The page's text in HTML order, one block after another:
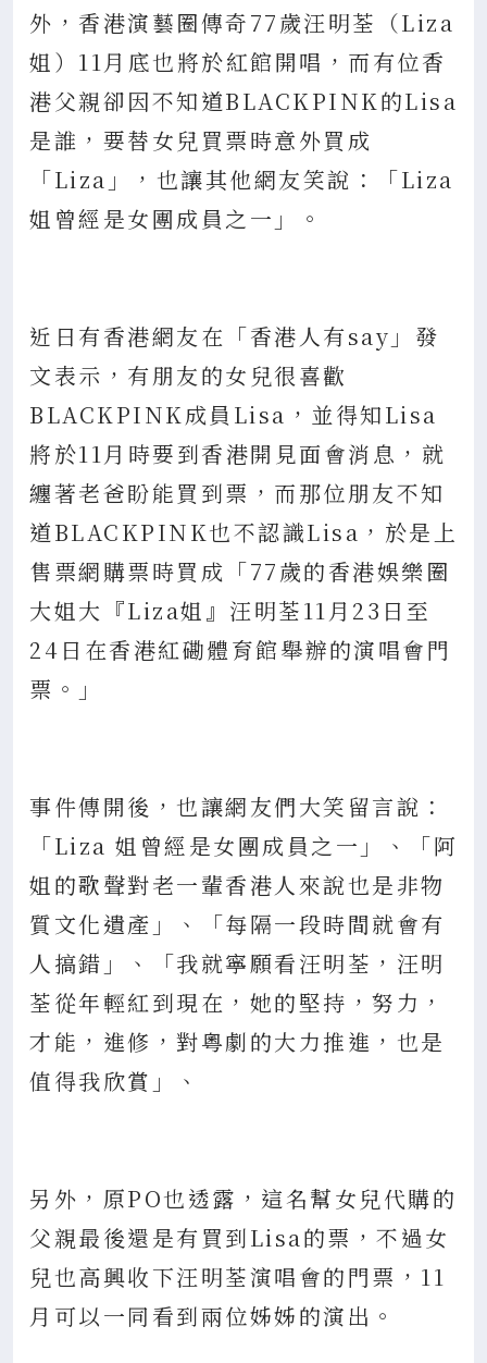
外，香港演藝圈傳奇77歲汪明荃（Liza
姐）11月底也將於紅館開唱，而有位香
港父親卻因不知道BLACKPINK的Lisa
是誰，要替女兒買票時意外買成
「Liza」，也讓其他網友笑說：「Liza
姐曾經是女團成員之一」。
近日有香港網友在「香港人有say」發
文表示，有朋友的女兒很喜歡
BLACKPINK成員Lisa，並得知Lisa
將於11月時要到香港開見面會消息，就
纏著老爸盼能買到票，而那位朋友不知
道BLACKPINK也不認識Lisa，於是上
售票網購票時買成「77歲的香港娛樂圈
大姐大『Liza姐』汪明荃11月23日至
24日在香港紅磡體育館舉辦的演唱會門
票。」
事件傳開後，也讓網友們大笑留言說：
「Liza 姐曾經是女團成員之一」、「阿
姐的歌聲對老一輩香港人來說也是非物
質文化遺產」、「每隔一段時間就會有
人搞錯」、「我就寧願看汪明荃，汪明
荃從年輕紅到現在，她的堅持，努力，
才能，進修，對粵劇的大力推進，也是
值得我欣賞」、
另外，原PO也透露，這名幫女兒代購的
父親最後還是有買到Lisa的票，不過女
兒也高興收下汪明荃演唱會的門票，11
月可以一同看到兩位姊姊的演出。